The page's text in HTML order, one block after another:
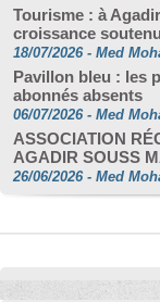
Tourisme : à
croissance
18/07/2026 - Med
Pavillon bleu : les
abonnés absents
06/07/2026 - Med
ASSOCIATION
AGADIR SOUSS
26/06/2026 - Med